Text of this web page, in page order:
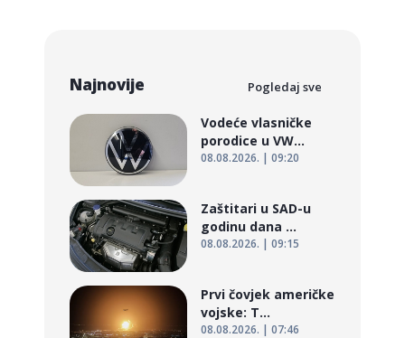
Najnovije Pogledaj sve
Vodeće vlasničke
porodice u VW...
08.08.2026. | 09:20
Zaštitari u SAD-u
godinu dana ...
08.08.2026. | 09:15
Prvi čovjek američke
vojske: T...
08.08.2026. | 07:46